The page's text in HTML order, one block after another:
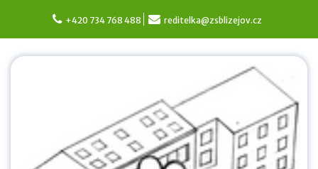
content
+420 734 768 488 reditelka@zsblizejov.cz